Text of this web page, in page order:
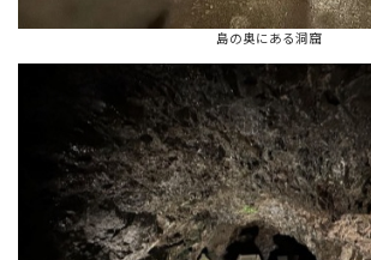
島の奥にある洞窟